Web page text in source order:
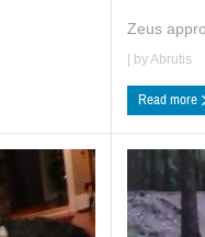
Zeus
| byAbrutis
Read more